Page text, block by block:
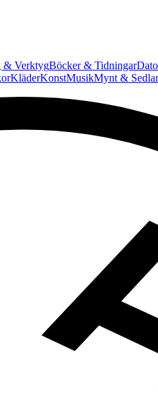
& VerktygBöcker & Tidningar
KläderKonstMusikMynt & Sedlar